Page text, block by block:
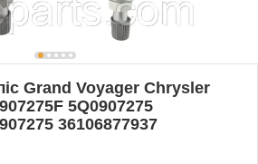
Grand Voyager Chrysler
5Q0907275
36106877937